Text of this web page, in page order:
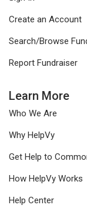
Create an Account
Search/Browse
Report Fundraiser
Learn More
Who We Are
Why HelpVy
Get Help to
How HelpVy Works
Help Center